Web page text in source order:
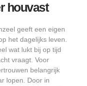
houvast
geeft een eigen
het dagelijks leven.
wat lukt bij op tijd
vraagt. Voor
belangrijk
lopen. Door in